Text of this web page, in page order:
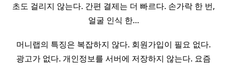
초도 걸리지 않는다. 간편 결제는 더 빠르다. 손가락 한 번,
얼굴 인식 한…
머니랩의 특징은 복잡하지 않다. 회원가입이 필요 없다.
광고가 없다. 개인정보를 서버에 저장하지 않는다. 요즘